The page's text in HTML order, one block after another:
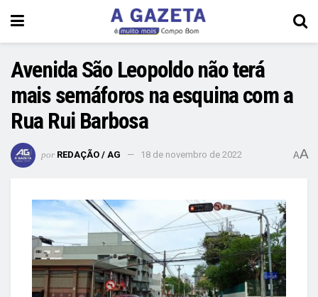
Avenida São Leopoldo não terá
mais semáforos na esquina com a
Rua Rui Barbosa
por REDAÇÃO / AG 18 de novembro de 2022 AA